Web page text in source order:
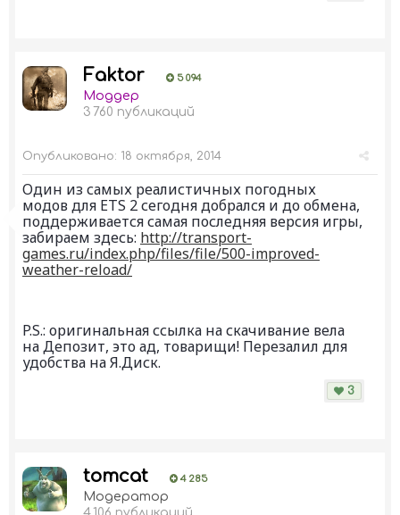
Faktor 5 094
Моддер
3 760 публикаций
Опубликовано: 18 октября, 2014
Один из самых реалистичных погодных
модов для ETS 2 сегодня добрался и до обмена,
поддерживается самая последняя версия игры,
забираем здесь: http://transport-
games.ru/index.php/files/file/500-improved-
weather-reload/
P.S.: оригинальная ссылка на скачивание вела
на Депозит, это ад, товарищи! Перезалил для
удобства на Я.Диск.
3
tomcat 4 285
Модератор